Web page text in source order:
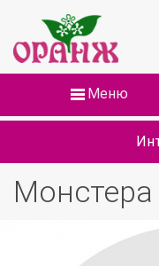
Меню